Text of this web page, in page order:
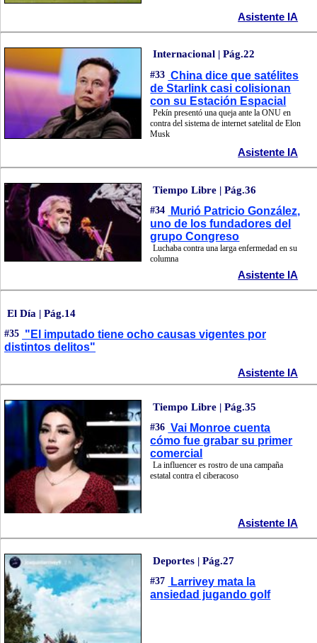
Asistente IA
Internacional | Pág.22
#33 China dice que satélites
de Starlink casi colisionan
con su Estación Espacial
Pekín presentó una queja ante la ONU en
contra del sistema de internet satelital de Elon
Musk
Asistente IA
Tiempo Libre | Pág.36
#34
Murió Patricio González,
uno de los fundadores del
grupo Congreso
Luchaba contra una larga enfermedad en su
columna
Asistente IA
El Día | Pág.14
#35 "El imputado tiene ocho causas vigentes por
distintos delitos"
Asistente IA
Tiempo Libre | Pág.35
#36 Vai Monroe cuenta
cómo fue grabar su primer
comercial
La influencer es rostro de una campaña
estatal contra el ciberacoso
Asistente IA
Deportes | Pág.27
#37
Larrivey mata la
ansiedad jugando golf